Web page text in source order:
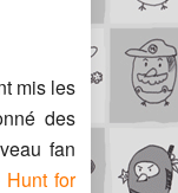
mis les
des
fan
Hunt for